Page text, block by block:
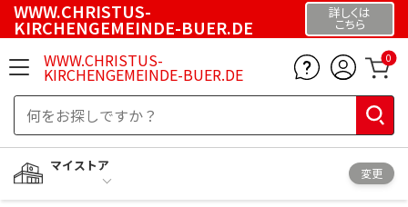
WWW.CHRISTUS-
KIRCHENGEMEINDE-BUER.DE
詳しくは
こちら
WWW.CHRISTUS-
KIRCHENGEMEINDE-BUER.DE
0
マイストア
変更